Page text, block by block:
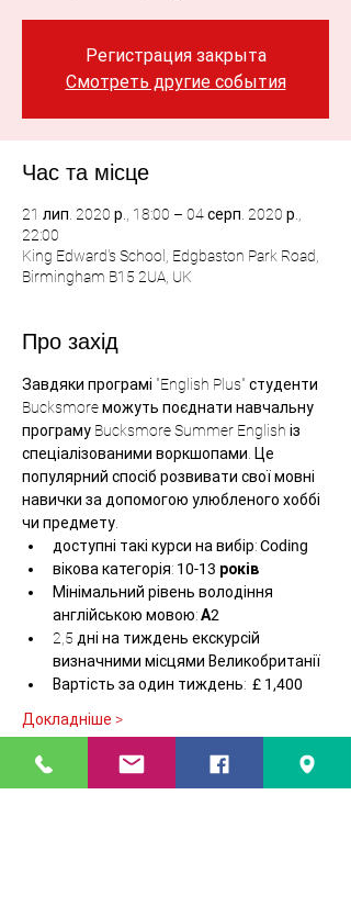
Регистрация закрыта
Смотреть другие события
Час та місце
21 лип. 2020 р., 18:00 – 04 серп. 2020 р.,
22:00
King Edward's School, Edgbaston Park Road,
Birmingham B15 2UA, UK
Про захід
Завдяки програмі "English Plus" студенти
Bucksmore можуть поєднати навчальну
програму Bucksmore Summer English із
спеціалізованими воркшопами. Це
популярний спосіб розвивати свої мовні
навички за допомогою улюбленого хоббі
чи предмету.
доступні такі курси на вибір: Coding
вікова категорія: 10-13 років
Мінімальний рівень володіння
англійською мовою: А2
2,5 дні на тиждень екскурсій
визначними місцями Великобританії
Вартість за один тиждень: £ 1,400
Докладніше >
Квитки